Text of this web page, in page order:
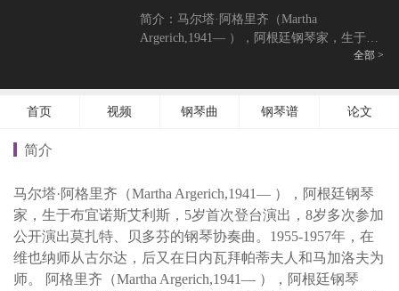
简介：马尔塔·阿格里齐（Martha
Argerich,1941— ），阿根廷钢琴家，生于布
宜诺斯艾利斯，5岁首次登台演出，8岁多次
又在日内瓦拜帕蒂夫人和马加洛
全部 >
首页 视频 钢琴曲 钢琴谱 论文
简介
马尔塔·阿格里齐（Martha Argerich,1941— ），阿根廷钢琴
家，生于布宜诺斯艾利斯，5岁首次登台演出，8岁多次参加
公开演出莫扎特、贝多芬的钢琴协奏曲。1955-1957年，在
维也纳师从古尔达，后又在日内瓦拜帕蒂夫人和马加洛夫为
师。 阿格里齐（Martha Argerich,1941— ），阿根廷钢琴